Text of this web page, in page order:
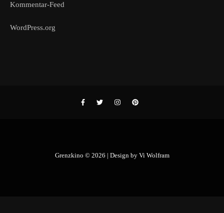
Kommentar-Feed
WordPress.org
Grenzkino © 2026 | Design by Vi Wolfram